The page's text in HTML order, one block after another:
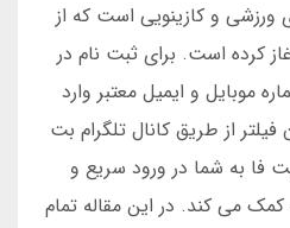
و کازینویی است که از
را آغاز کرده است. برای ثبت نام در
موبایل و ایمیل معتبر وارد
از طریق کانال تلگرام بت
فا به شما در ورود سریع و
می کند. در این مقاله تمام